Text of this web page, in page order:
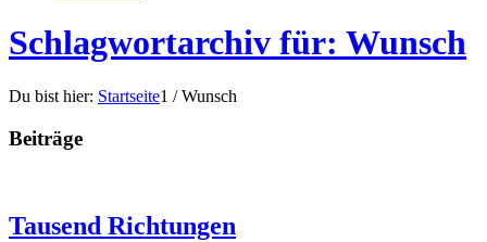
Schlagwortarchiv für: Wunsch
Du bist hier: Startseite1 / Wunsch
Beiträge
Tausend Richtungen